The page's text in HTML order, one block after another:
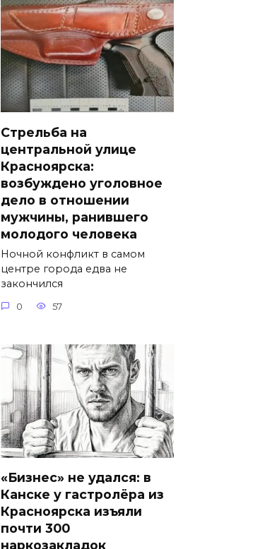
Стрельба на
центральной улице
Красноярска:
возбуждено уголовное
дело в отношении
мужчины, ранившего
молодого человека
Ночной конфликт в самом
центре города едва не
закончился
0 57
«Бизнес» не удался: в
Канске у гастролёра из
Красноярска изъяли
почти 300
наркозакладок